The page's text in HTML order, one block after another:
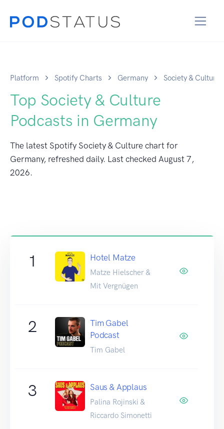
Platform Spotify Charts Germany Society & Culture
Top Society & Culture
Podcasts in Germany
The latest Spotify Society & Culture chart for
Germany, refreshed daily. Last checked August 7,
2026.
1 Hotel Matze
Matze Hielscher &
Mit Vergnügen
2
Tim Gabel
Podcast
Tim Gabel
3 Saus & Applaus
Palina Rojinski &
Riccardo Simonetti